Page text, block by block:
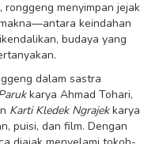
menyimpan jejak
keindahan
budaya yang
dalam sastra
karya Ahmad Tohari,
Karti Kledek Ngrajekkarya
puisi, dan film. Dengan